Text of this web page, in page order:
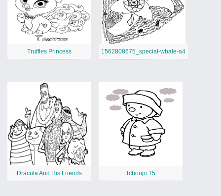
Truffles Princess 1562808675_special-whale-a4
Dracula And His Friends Tchoupi 15